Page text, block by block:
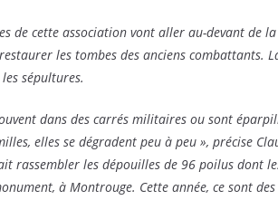
de cette association vont aller au-devant de
les tombes des anciens combattants.
sépultures.
dans des carrés militaires ou sont
elles se dégradent peu à peu », précise
rassembler les dépouilles de 96 poilus dont
à Montrouge. Cette année, ce sont